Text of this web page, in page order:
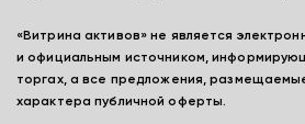
«Витрина активов» не является
и официальным источником,
торгах, а все предложения,
характера публичной оферты.